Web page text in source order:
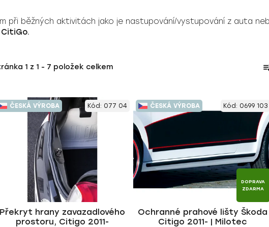
při běžných aktivitách jako je nastupování/vystupování z auta
CitiGo.
1 z 1 - 7 položek celkem
n
í
r
d
u
t
ČESKÁ VÝROBA
Překryt hrany zavazadlového
prostoru, Citigo 2011-
Kód: 077 04 ČESKÁ VÝROBA
DOPRAVA
ZDARMA
Ochranné prahové lišty Škoda
Citigo 2011- | Milotec
Kód: 0699 103